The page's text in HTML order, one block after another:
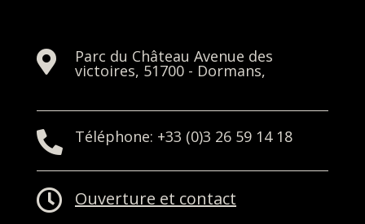
 Parc du Château Avenue des
victoires, 51700 - Dormans,
 Téléphone: +33 (0)3 26 59 14 18
 Ouverture et contact